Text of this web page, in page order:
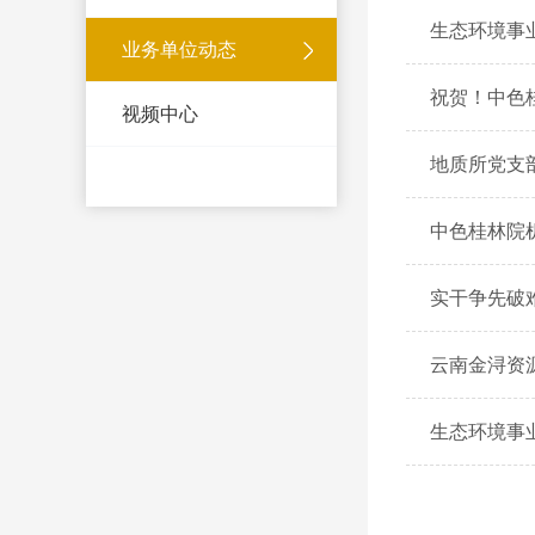
业务单位动态
视频中心
生态环境事
祝贺！中色
地质所党支
中色桂林院
实干争先破
云南金浔资
生态环境事